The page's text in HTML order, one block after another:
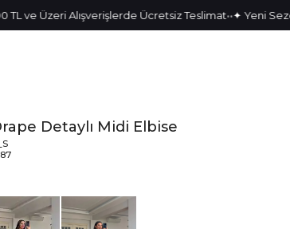
Üzeri Alışverişlerde Ücretsiz Teslimat••✦ Yeni Sezon
Detaylı Midi Elbise